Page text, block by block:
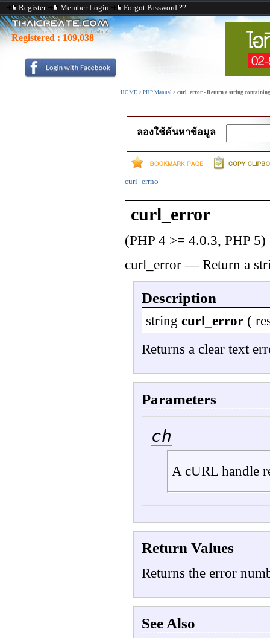
Register Member Login Forgot Password ??
Registered : 109,038
HOME > PHP Manual > curl_error - Return a string
ลองใช้ค้นหาข้อมูล
curl_errno
curl_error
(PHP 4 >= 4.0.3, PHP 5)
curl_error—Return a
Description
string curl_error (
Returns a clear text
Parameters
ch
A cURL handle
Return Values
Returns the error
See Also